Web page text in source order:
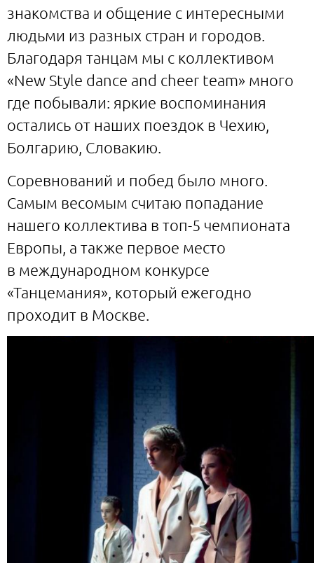
знакомства и общение с интересными
людьми из разных стран и городов.
Благодаря танцам мы с коллективом
«New Style dance and cheer team» много
где побывали: яркие воспоминания
остались от наших поездок в Чехию,
Болгарию, Словакию.
Соревнований и побед было много.
Самым весомым считаю попадание
нашего коллектива в топ-5 чемпионата
Европы, а также первое место
в международном конкурсе
«Танцемания», который ежегодно
проходит в Москве.